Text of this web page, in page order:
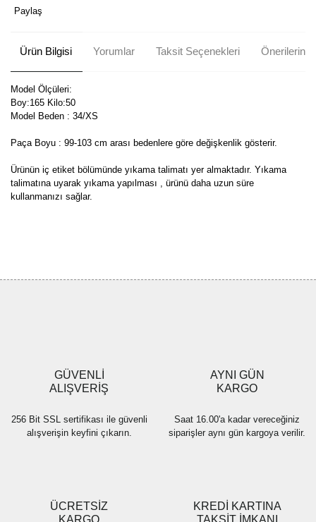
Paylaş
Ürün Bilgisi Yorumlar Taksit Seçenekleri Önerileriniz
Model Ölçüleri:
Boy:165 Kilo:50
Model Beden : 34/XS
Paça Boyu : 99-103 cm arası bedenlere göre değişkenlik gösterir.
Ürünün iç etiket bölümünde yıkama talimatı yer almaktadır. Yıkama
talimatına uyarak yıkama yapılması , ürünü daha uzun süre
kullanmanızı sağlar.
Ürün fiyatı diğer sitelerden daha pahalı.
Bu ürüne benzer farklı alternatifler olmalı.
GÜVENLİ
ALIŞVERİŞ
256 Bit SSL sertifikası ile güvenli
alışverişin keyfini çıkarın.
AYNI GÜN
KARGO
Saat 16.00'a kadar vereceğiniz
siparişler aynı gün kargoya verilir.
ÜCRETSİZ
KARGO
KREDİ KARTINA
TAKSİT İMKANI